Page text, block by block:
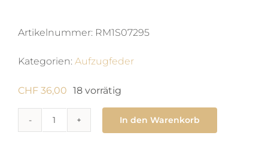
Artikelnummer: RM1S07295
Kategorien: Aufzugfeder
CHF36,00 18 vorrätig
In den Warenkorb